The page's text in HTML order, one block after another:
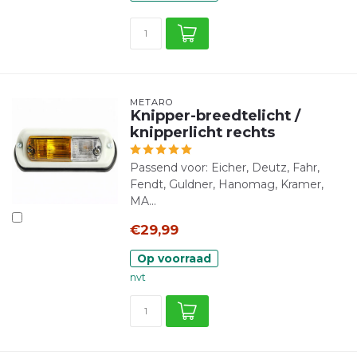
METARO
Knipper-breedtelicht /
knipperlicht rechts
Passend voor: Eicher, Deutz, Fahr,
Fendt, Guldner, Hanomag, Kramer,
MA...
€29,99
Op voorraad
nvt